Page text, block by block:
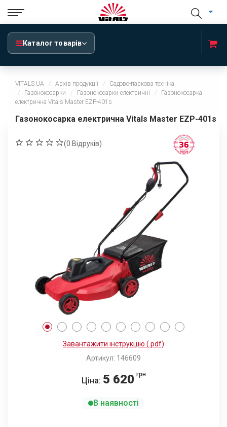
Каталог товарів
VITALS.UA Архів продукції
Садово-паркова техніка
Газонокосарки
Газонокосарки електричні
Газонокосарка
електрична Vitals Master EZP-401s
Газонокосарка електрична Vitals Master EZP-401s
(0 Відруків)
Завантажити інструкцію (.pdf)
Артикул: 146609
Ціна: 5 620 грн
В наявності